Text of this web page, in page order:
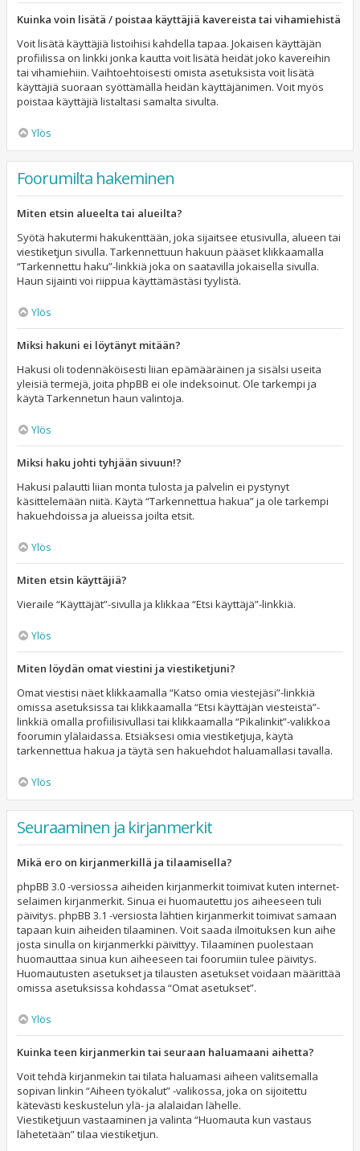
Kuinka voin lisätä / poistaa käyttäjiä kavereista tai vihamiehistä
Voit lisätä käyttäjiä listoihisi kahdella tapaa. Jokaisen käyttäjän
profiilissa on linkki jonka kautta voit lisätä heidät joko kavereihin
tai vihamiehiin. Vaihtoehtoisesti omista asetuksista voit lisätä
käyttäjiä suoraan syöttämällä heidän käyttäjänimen. Voit myös
poistaa käyttäjiä listaltasi samalta sivulta.
Ylös
Foorumilta hakeminen
Miten etsin alueelta tai alueilta?
Syötä hakutermi hakukenttään, joka sijaitsee etusivulla, alueen tai
viestiketjun sivulla. Tarkennettuun hakuun pääset klikkaamalla
“Tarkennettu haku”-linkkiä joka on saatavilla jokaisella sivulla.
Haun sijainti voi riippua käyttämästäsi tyylistä.
Ylös
Miksi hakuni ei löytänyt mitään?
Hakusi oli todennäköisesti liian epämääräinen ja sisälsi useita
yleisiä termejä, joita phpBB ei ole indeksoinut. Ole tarkempi ja
käytä Tarkennetun haun valintoja.
Ylös
Miksi haku johti tyhjään sivuun!?
Hakusi palautti liian monta tulosta ja palvelin ei pystynyt
käsittelemään niitä. Käytä “Tarkennettua hakua” ja ole tarkempi
hakuehdoissa ja alueissa joilta etsit.
Ylös
Miten etsin käyttäjiä?
Vieraile “Käyttäjät”-sivulla ja klikkaa “Etsi käyttäjä”-linkkiä.
Ylös
Miten löydän omat viestini ja viestiketjuni?
Omat viestisi näet klikkaamalla “Katso omia viestejäsi”-linkkiä
omissa asetuksissa tai klikkaamalla “Etsi käyttäjän viesteistä”-
linkkiä omalla profiilisivullasi tai klikkaamalla “Pikalinkit”-valikkoa
foorumin ylälaidassa. Etsiäksesi omia viestiketjuja, käytä
tarkennettua hakua ja täytä sen hakuehdot haluamallasi tavalla.
Ylös
Seuraaminen ja kirjanmerkit
Mikä ero on kirjanmerkillä ja tilaamisella?
phpBB 3.0 -versiossa aiheiden kirjanmerkit toimivat kuten internet-
selaimen kirjanmerkit. Sinua ei huomautettu jos aiheeseen tuli
päivitys. phpBB 3.1 -versiosta lähtien kirjanmerkit toimivat samaan
tapaan kuin aiheiden tilaaminen. Voit saada ilmoituksen kun aihe
josta sinulla on kirjanmerkki päivittyy. Tilaaminen puolestaan
huomauttaa sinua kun aiheeseen tai foorumiin tulee päivitys.
Huomautusten asetukset ja tilausten asetukset voidaan määrittää
omissa asetuksissa kohdassa “Omat asetukset”.
Ylös
Kuinka teen kirjanmerkin tai seuraan haluamaani aihetta?
Voit tehdä kirjanmekin tai tilata haluamasi aiheen valitsemalla
sopivan linkin “Aiheen työkalut” -valikossa, joka on sijoitettu
kätevästi keskustelun ylä- ja alalaidan lähelle.
Viestiketjuun vastaaminen ja valinta “Huomauta kun vastaus
lähetetään” tilaa viestiketjun.